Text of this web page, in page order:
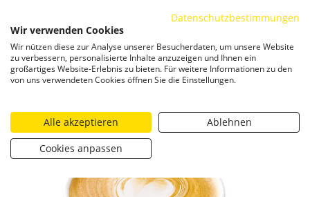
Datenschutzbestimmungen
Wir verwenden Cookies
Wir nützen diese zur Analyse unserer Besucherdaten, um unsere Website
zu verbessern, personalisierte Inhalte anzuzeigen und Ihnen ein
großartiges Website-Erlebnis zu bieten. Für weitere Informationen zu den
von uns verwendeten Cookies öffnen Sie die Einstellungen.
Alle akzeptieren
Ablehnen
Cookies anpassen